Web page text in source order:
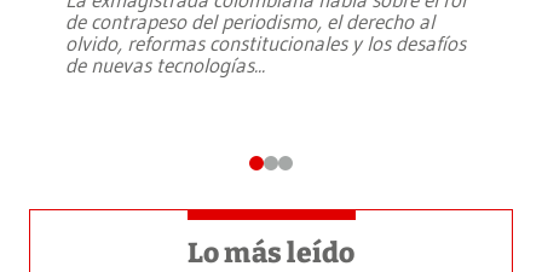
de contrapeso del periodismo, el derecho al
olvido, reformas constitucionales y los desafíos
de nuevas tecnologías...
Lo más leído